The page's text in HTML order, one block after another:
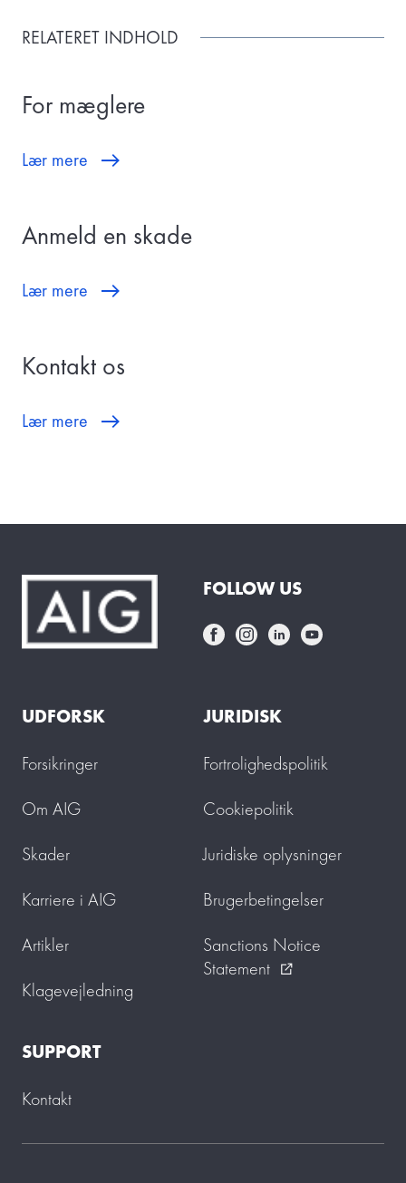
RELATERET INDHOLD
For mæglere
Lær mere
Anmeld en skade
Lær mere
Kontakt os
Lær mere
FOLLOW US
UDFORSK
Forsikringer
Om AIG
Skader
Karriere i AIG
Artikler
Klagevejledning
JURIDISK
Fortrolighedspolitik
Cookiepolitik
Juridiske oplysninger
Brugerbetingelser
Sanctions Notice
Statement
external_link
SUPPORT
Kontakt